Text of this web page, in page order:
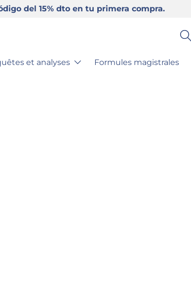
del 15% dto en tu primera compra.
et analyses Formules magistrales